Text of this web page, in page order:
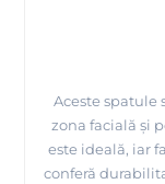
Aceste spatule
zona facială și
este ideală, iar
conferă